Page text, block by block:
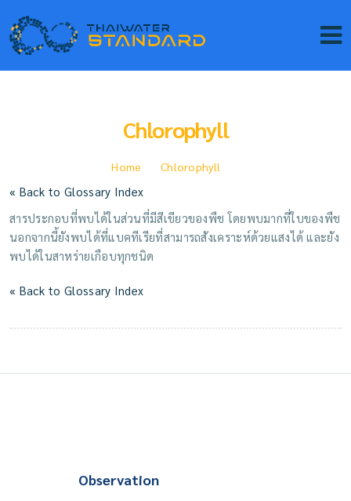
Chlorophyll
Home Chlorophyll
« Back to Glossary Index
สารประกอบที่พบได้ในส่วนที่มีสีเขียวของพืช โดยพบมากที่ใบของพืช
นอกจากนี้ยังพบได้ที่แบคทีเรียที่สามารถสังเคราะห์ด้วยแสงได้ และยัง
พบได้ในสาหร่ายเกือบทุกชนิด
« Back to Glossary Index
Observation